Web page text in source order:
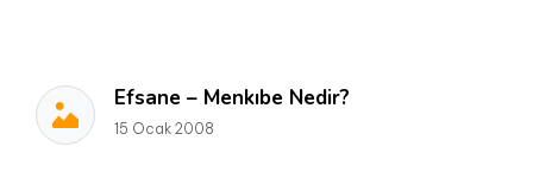
Efsane – Menkıbe Nedir?
15 Ocak 2008